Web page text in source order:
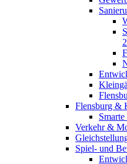
Flensburg &
Verkehr &
Spiel- und